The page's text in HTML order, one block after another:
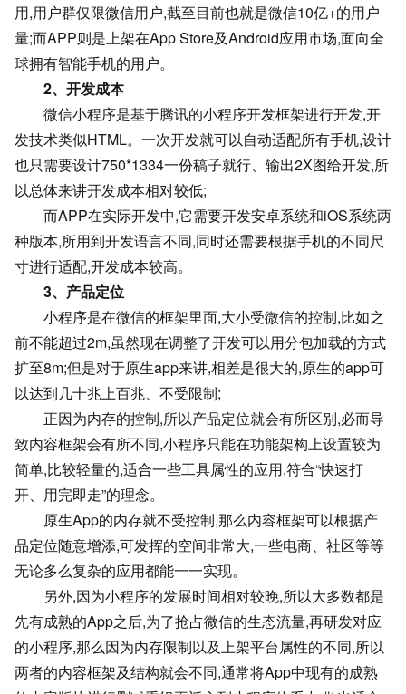
用,用户群仅限微信用户,截至目前也就是微信10亿+的用户
量;而APP则是上架在App Store及Android应用市场,面向全
球拥有智能手机的用户。
2、开发成本
微信小程序是基于腾讯的小程序开发框架进行开发,开
发技术类似HTML。一次开发就可以自动适配所有手机,设计
也只需要设计750*1334一份稿子就行、输出2X图给开发,所
以总体来讲开发成本相对较低;
而APP在实际开发中,它需要开发安卓系统和iOS系统两
种版本,所用到开发语言不同,同时还需要根据手机的不同尺
寸进行适配,开发成本较高。
3、产品定位
小程序是在微信的框架里面,大小受微信的控制,比如之
前不能超过2m,虽然现在调整了开发可以用分包加载的方式
扩至8m;但是对于原生app来讲,相差是很大的,原生的app可
以达到几十兆上百兆、不受限制;
正因为内存的控制,所以产品定位就会有所区别,必而导
致内容框架会有所不同,小程序只能在功能架构上设置较为
简单,比较轻量的,适合一些工具属性的应用,符合“快速打
开、用完即走”的理念。
原生App的内存就不受控制,那么内容框架可以根据产
品定位随意增添,可发挥的空间非常大,一些电商、社区等等
无论多么复杂的应用都能一一实现。
另外,因为小程序的发展时间相对较晚,所以大多数都是
先有成熟的App之后,为了抢占微信的生态流量,再研发对应
的小程序,那么因为内存限制以及上架平台属性的不同,所以
两者的内容框架及结构就会不同,通常将App中现有的成熟